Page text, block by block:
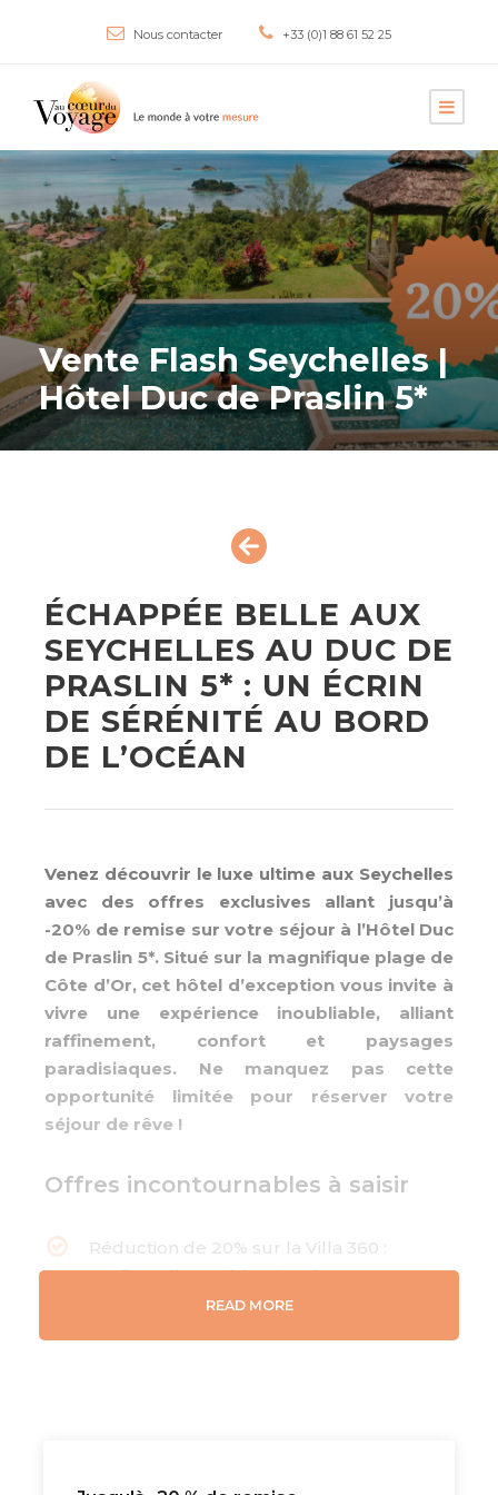
Nous contacter +33 (0)1 88 61 52 25
Vente Flash Seychelles |
Hôtel Duc de Praslin 5*
ÉCHAPPÉE BELLE AUX
SEYCHELLES AU DUC DE
PRASLIN 5* : UN ÉCRIN
DE SÉRÉNITÉ AU BORD
DE L’OCÉAN
Venez découvrir le luxe ultime aux Seychelles
avec des offres exclusives allant jusqu’à
-20% de remise sur votre séjour à l’Hôtel Duc
de Praslin 5*. Situé sur la magnifique plage de
Côte d’Or, cet hôtel d’exception vous invite à
vivre une expérience inoubliable, alliant
raffinement, confort et paysages
paradisiaques. Ne manquez pas cette
opportunité limitée pour réserver votre
séjour de rêve !
Offres incontournables à saisir
Réduction de 20% sur la Villa 360 :
Profitez d’une réduction de 20% sur
l'hébergement et la demi-pension en
READ MORE